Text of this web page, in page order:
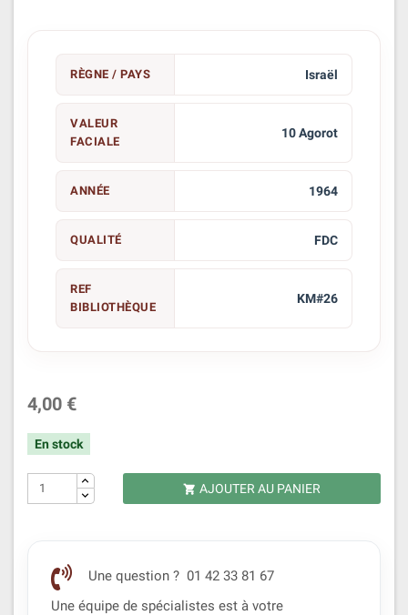
RÈGNE / PAYS Israël
VALEUR
FACIALE
10 Agorot
ANNÉE 1964
QUALITÉ FDC
REF
BIBLIOTHÈQUE
KM#26
4,00 €
En stock
 AJOUTER AU PANIER
Une question ? 01 42 33 81 67
Une équipe de spécialistes est à votre